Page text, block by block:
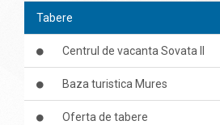
Tabere
Centrul de vacanta Sovata II
Baza turistica Mures
Oferta de tabere